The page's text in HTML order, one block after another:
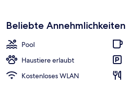
Beliebte Annehmlichkeiten
Pool
Haustiere erlaubt
Kostenloses WLAN